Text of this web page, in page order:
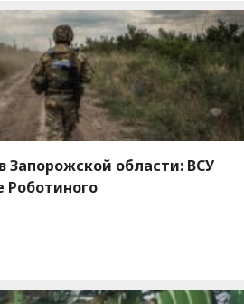
Запорожской области: ВСУ
Роботиного